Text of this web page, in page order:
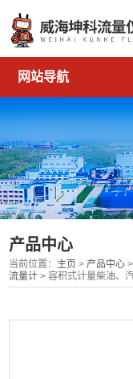
网站导航
产品中心
当前位置： 主页 > 产品中心
流量计 > 容积式计量柴油、